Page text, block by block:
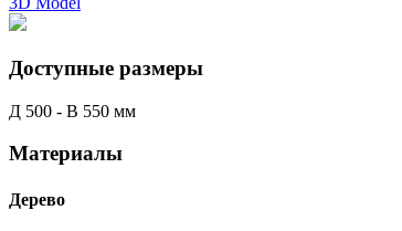
Доступные размеры
Д 500 - В 550 мм
Материалы
Дерево